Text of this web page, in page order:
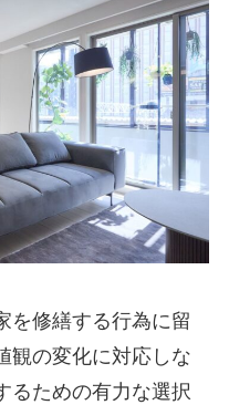
を修繕する行為に留
観の変化に対応しな
るための有力な選択